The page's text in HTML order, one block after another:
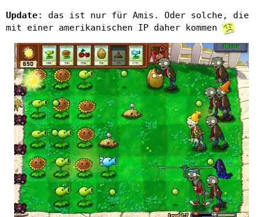
Update: das ist nur für Amis. Oder solche, die
mit einer amerikanischen IP daher kommen